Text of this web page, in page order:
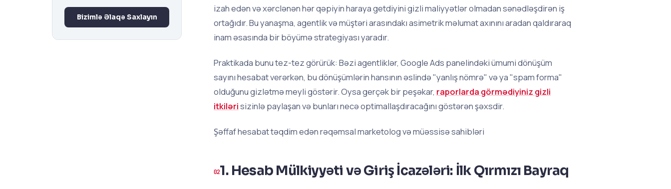
Bizimlə Əlaqə Saxlayın
izah edən və xərclənən hər qəpiyin haraya getdiyini gizli maliyyətlər olmadan sənədləşdirən iş
ortağıdır. Bu yanaşma, agentlik və müştəri arasındakı asimetrik məlumat axınını aradan qaldıraraq
inam əsasında bir böyümə strategiyası yaradır.
Praktikada bunu tez-tez görürük: Bəzi agentliklər, Google Ads panelindəki ümumi dönüşüm
sayını hesabat verərkən, bu dönüşümlərin hansının əslində "yanlış nömrə" və ya "spam forma"
olduğunu gizlətmə meyli göstərir. Oysa gerçək bir peşəkar, raporlarda görmədiyiniz gizli
itkilərisizinlə paylaşan və bunları necə optimallaşdıracağını göstərən şəxsdir.
Şəffaf hesabat təqdim edən rəqəmsal marketolog və müəssisə sahibləri
1. Hesab Mülkiyyəti və Giriş İcazələri: İlk Qırmızı Bayraq